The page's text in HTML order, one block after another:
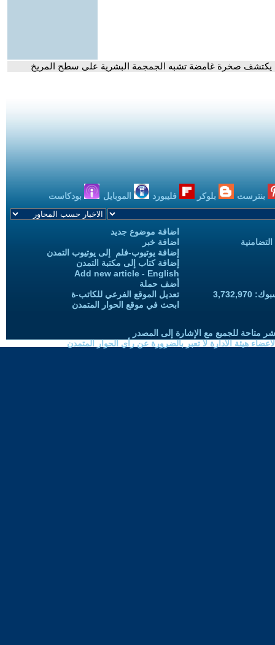
يكتشف صخرة غامضة تشبه الجمجمة البشرية على سطح المريخ
بنترست بلوكر فليبورد الموبايل بودكاست
اضافة موضوع جديد
اضافة خبر
إضافة يوتيوب-فلم إلى يوتيوب التمدن
إضافة كتاب إلى مكتبة التمدن
Add new article - English
أضف حملة
تعديل الموقع الفرعي للكاتب-ة
ابحث في موقع الحوار المتمدن
متاحة للجميع مع الإشارة إلى المصدر
هيئة الادارة لا تعبر بالضرورة عن رأي الحوار المتمدن